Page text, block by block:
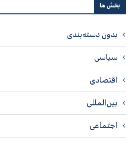
بخش ها
بدون دسته‌بندی
سیاسی
اقتصادی
بین‌المللی
اجتماعی